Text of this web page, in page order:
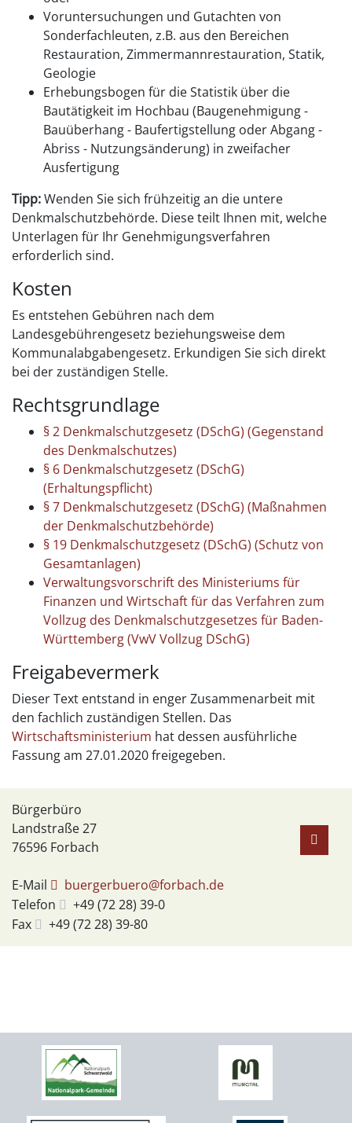
Voruntersuchungen und Gutachten von
Sonderfachleuten, z.B. aus den Bereichen
Restauration, Zimmermannrestauration, Statik,
Geologie
Erhebungsbogen für die Statistik über die
Bautätigkeit im Hochbau (Baugenehmigung -
Bauüberhang - Baufertigstellung oder Abgang -
Abriss - Nutzungsänderung) in zweifacher
Ausfertigung
Tipp:Wenden Sie sich frühzeitig an die untere
Denkmalschutzbehörde. Diese teilt Ihnen mit, welche
Unterlagen für Ihr Genehmigungsverfahren
erforderlich sind.
Kosten
Es entstehen Gebühren nach dem
Landesgebührengesetz beziehungsweise dem
Kommunalabgabengesetz. Erkundigen Sie sich direkt
bei der zuständigen Stelle.
Rechtsgrundlage
§ 2 Denkmalschutzgesetz (DSchG) (Gegenstand
des Denkmalschutzes)
§ 6 Denkmalschutzgesetz (DSchG)
(Erhaltungspflicht)
§ 7 Denkmalschutzgesetz (DSchG) (Maßnahmen
der Denkmalschutzbehörde)
§ 19 Denkmalschutzgesetz (DSchG) (Schutz von
Gesamtanlagen)
Verwaltungsvorschrift des Ministeriums für
Finanzen und Wirtschaft für das Verfahren zum
Vollzug des Denkmalschutzgesetzes für Baden-
Württemberg (VwV Vollzug DSchG)
Freigabevermerk
Dieser Text entstand in enger Zusammenarbeit mit
den fachlich zuständigen Stellen. Das
Wirtschaftsministerium hat dessen ausführliche
Fassung am 27.01.2020 freigegeben.
Bürgerbüro
Landstraße 27
76596 Forbach
E-Mail
buergerbuero@forbach.de
Telefon
+49 (7228) 39-0
Fax
+49 (7228) 39-80